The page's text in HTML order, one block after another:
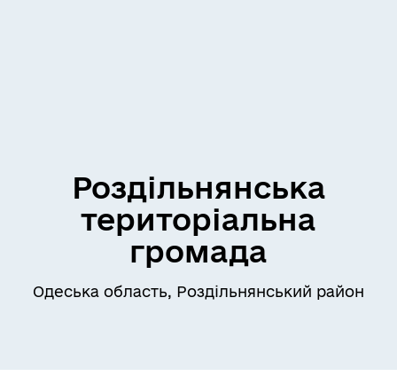
Роздільнянська
територіальна
громада
Одеська область, Роздільнянський район